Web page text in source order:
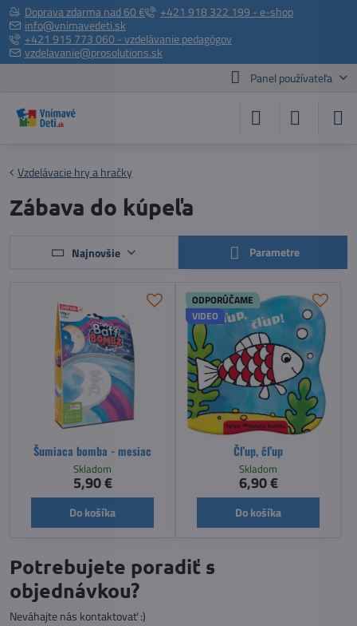
Doprava zdarma nad 60 €
+421 918 322 199 - e-shop
info@vnimavedeti.sk
+421 915 773 060 - vzdelávanie pedagógov
vzdelavanie@prosolutions.sk
Panel používateľa
Vzdelávacie hry a hračky
Zábava do kúpeľa
Najnovšie Parametre
Šumiaca bomba - mesiac
Skladom
5,90 €
Do košíka
ODPORÚČAME
VIDEO
Čľup, čľup
Skladom
6,90 €
Do košíka
Potrebujete poradiť s
objednávkou?
Neváhajte nás kontaktovať :)